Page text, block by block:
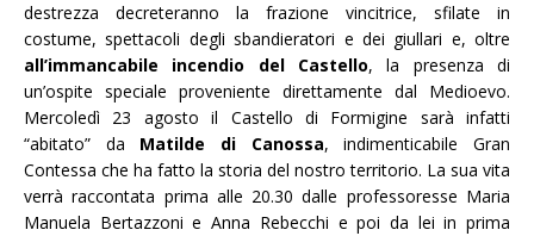
destrezza decreteranno la frazione vincitrice, sfilate in
costume, spettacoli degli sbandieratori e dei giullari e, oltre
all’immancabile incendio del Castello, la presenza di
un’ospite speciale proveniente direttamente dal Medioevo.
Mercoledì 23 agosto il Castello di Formigine sarà infatti
“abitato” da Matilde di Canossa, indimenticabile Gran
Contessa che ha fatto la storia del nostro territorio. La sua vita
verrà raccontata prima alle 20.30 dalle professoresse Maria
Manuela Bertazzoni e Anna Rebecchi e poi da lei in prima